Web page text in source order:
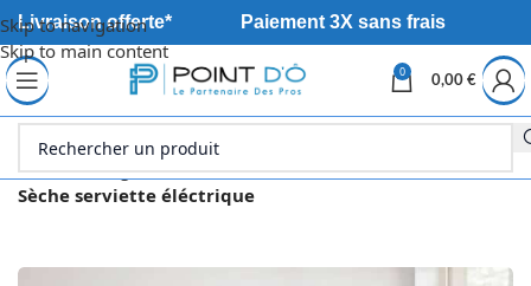
Skip to navigation
Skip to main content
Livraison offerte* Paiement 3X sans frais
0
0,00 €
Accueil Energie Sèche serviette
Sèche serviette éléctrique